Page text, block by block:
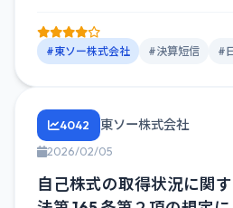
#東ソー株式会社 #決算短信 #
4042 東ソー株式会社
2026/02/05
自己株式の取得状況に関